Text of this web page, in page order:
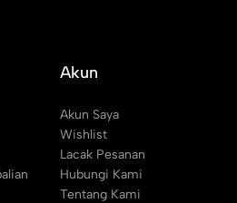
Akun
Akun Saya
Wishlist
Lacak Pesanan
Hubungi Kami
Tentang Kami